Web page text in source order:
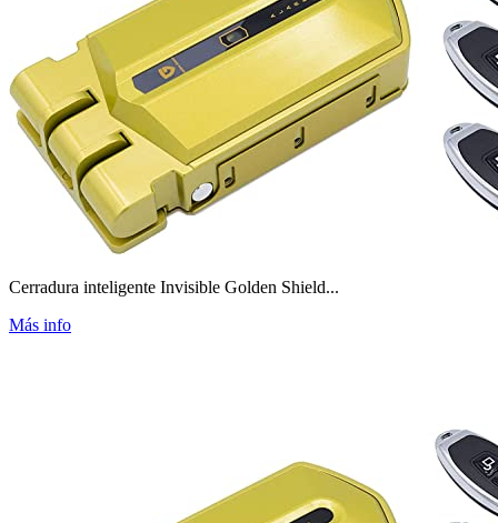
Cerradura inteligente Invisible Golden Shield...
Más info